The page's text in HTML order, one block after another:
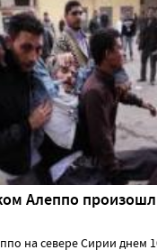
Алеппо
на севере Сирии днем